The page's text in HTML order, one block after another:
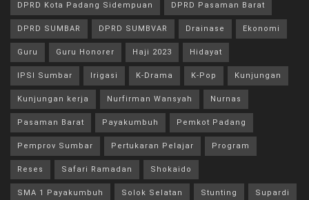
DPRD Kota Padang Sidempuan DPRD Pasaman Barat
DPRD SUMBAR DPRD SUMBVAR Drainase Ekonomi
Guru Guru Honorer Haji 2023 Hidayat
IPSI Sumbar Irigasi K-Drama K-Pop Kunjungan
Kunjungan kerja Nurfirman Wansyah Nurnas
Pasaman Barat Payakumbuh Pemkot Padang
Pemprov Sumbar Pertukaran Pelajar Program
Reses Safari Ramadan Shokaido
SMA 1 Payakumbuh Solok Selatan Stunting Supardi